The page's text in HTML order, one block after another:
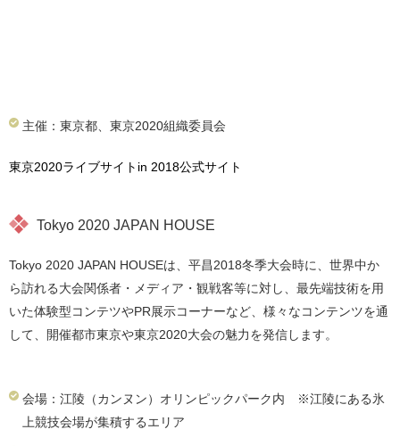
主催：東京都、東京2020組織委員会
東京2020ライブサイトin 2018公式サイト
Tokyo 2020 JAPAN HOUSE
Tokyo 2020 JAPAN HOUSEは、平昌2018冬季大会時に、世界中か
ら訪れる大会関係者・メディア・観戦客等に対し、最先端技術を用
いた体験型コンテツやPR展示コーナーなど、様々なコンテンツを通
して、開催都市東京や東京2020大会の魅力を発信します。
会場：江陵（カンヌン）オリンピックパーク内 ※江陵にある氷
上競技会場が集積するエリア